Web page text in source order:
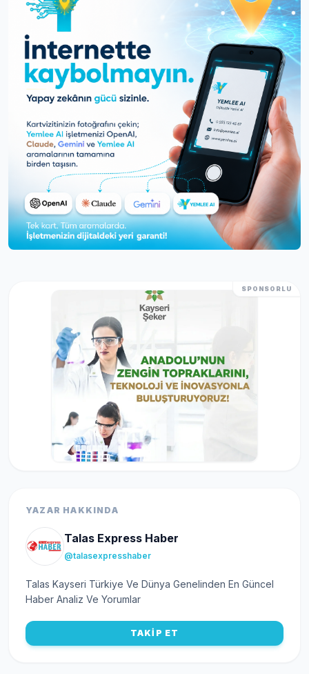
SPONSORLU
YAZAR HAKKINDA
Talas Express Haber
@talasexpresshaber
Talas Kayseri Türkiye Ve Dünya Genelinden En Güncel
Haber Analiz Ve Yorumlar
TAKİP ET